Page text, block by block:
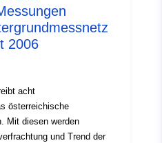
2006
acht
österreichische
Mit diesen werden
und Trend der